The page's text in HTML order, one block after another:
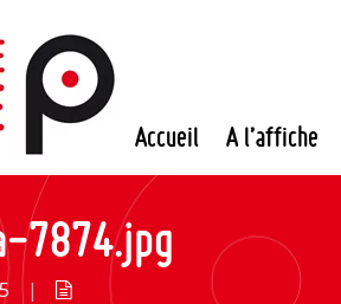
Accueil A l’affiche
7874.jpg
|